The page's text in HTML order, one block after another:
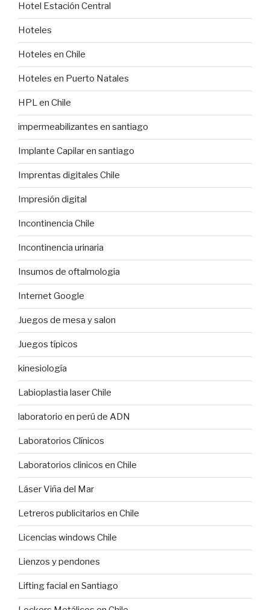
Hotel Estación Central
Hoteles
Hoteles en Chile
Hoteles en Puerto Natales
HPL en Chile
impermeabilizantes en santiago
Implante Capilar en santiago
Imprentas digitales Chile
Impresión digital
Incontinencia Chile
Incontinencia urinaria
Insumos de oftalmologia
Internet Google
Juegos de mesa y salon
Juegos típicos
kinesiología
Labioplastia laser Chile
laboratorio en perú de ADN
Laboratorios Clínicos
Laboratorios clinicos en Chile
Láser Viña del Mar
Letreros publicitarios en Chile
Licencias windows Chile
Lienzos y pendones
Lifting facial en Santiago